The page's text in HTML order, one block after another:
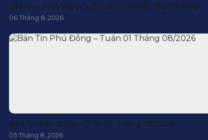
Sắc Thu Sum Vầy | Cuối Tuần Gắn Kết Yêu Thương
06 Tháng 8, 2026
Bản Tin Phú Đông – Tuần 01 Tháng 08/2026
05 Tháng 8, 2026